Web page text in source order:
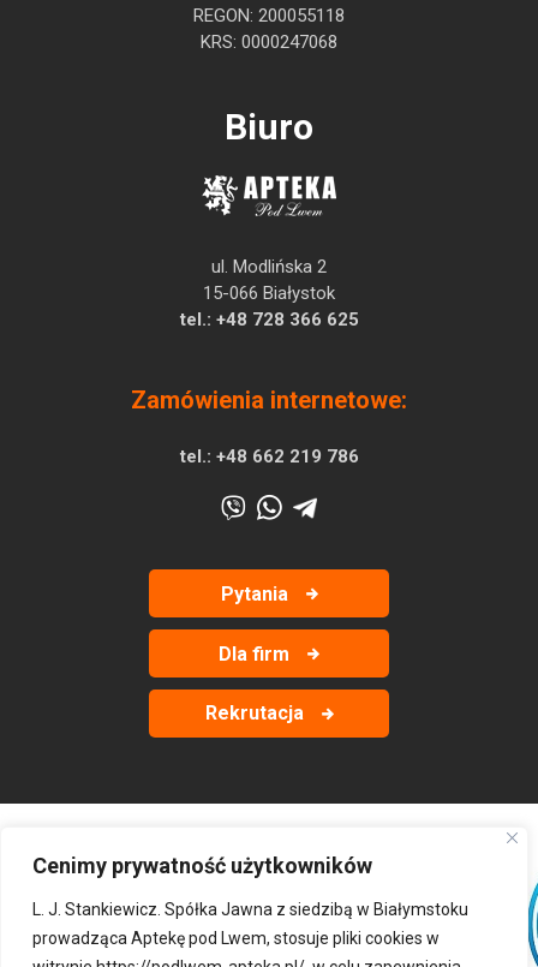
Cenimy prywatność użytkowników
L. J. Stankiewicz. Spółka Jawna z siedzibą w Białymstoku
prowadząca Aptekę pod Lwem, stosuje pliki cookies w
REGON: 200055118
KRS: 0000247068
Biuro
ul. Modlińska 2
15-066 Białystok
tel.: +48 728 366 625
Zamówienia internetowe:
tel.: +48 662 219 786
Pytania
Dla firm
Rekrutacja
‹